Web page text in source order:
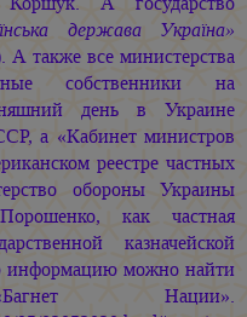
держава Україна»
А также все министерства
собственники на
день в Украине
а «Кабинет министров
реестре частных
обороны Украины
как частная
казначейской
можно найти
Нации».